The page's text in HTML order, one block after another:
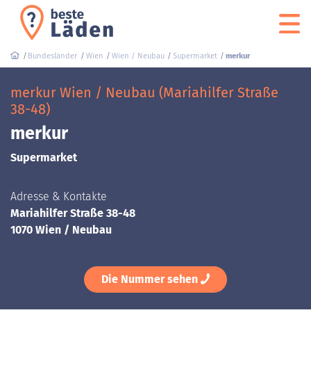
Bundesländer Wien Wien / Neubau Supermarket merkur
merkur Wien / Neubau (Mariahilfer Straße
38-48)
merkur
Supermarket
Adresse & Kontakte
Mariahilfer Straße 38-48
1070 Wien / Neubau
Die Nummer sehen